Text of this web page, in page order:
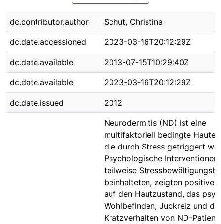
dc.contributor.author Schut, Christina
dc.date.accessioned 2023-03-16T20:12:29Z
dc.date.available 2013-07-15T10:29:40Z
dc.date.available 2023-03-16T20:12:29Z
dc.date.issued 2012
Neurodermitis (ND) ist eine
multifaktoriell bedingte
die durch Stress getriggert
Psychologische
teilweise
beinhalteten, zeigten positive
auf den Hautzustand, das
Wohlbefinden, Juckreiz und
Kratzverhalten von ND-